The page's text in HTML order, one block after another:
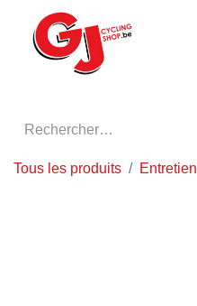
Tous les produits Entretien